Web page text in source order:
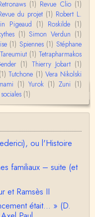
dîtes : "Pourquoi,
nou…
le manuscrit d'Al
cité ?
à votre blog, je vi
qui m’a be…
celui-ci: il y a un sché
des stades infér…
Darmangeat, m
salutaire de…
(1) Revue Clio (1)
du projet (1) Robert L.
Pigeaud (1) Roskilde (1)
(1) Simon Verdun (1)
(1) Spiennes (1) Stéphane
Tareumiut (1) Tetrapharmakos
(1) Thierry Jobart (1)
(1) Tutchone (1) Vera Nikolski
(1) Yurok (1) Zuni (1)
(1)
ou l'Histoire
familiaux – suite (et
et Ramsès II
était... » (D.